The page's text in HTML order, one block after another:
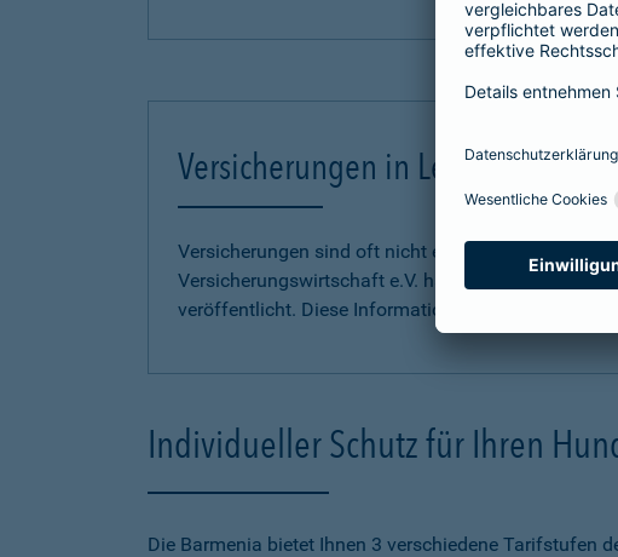
Versicherungen in Leichter
Versicherungen sind oft nicht einfach zu verstehen.
Versicherungswirtschaft e.V. hat
Informationen in
veröffentlicht. Diese Informationen finden Sie hier.
Individueller Schutz für Ihren
Die Barmenia bietet Ihnen 3 verschiedene Tarifstufen